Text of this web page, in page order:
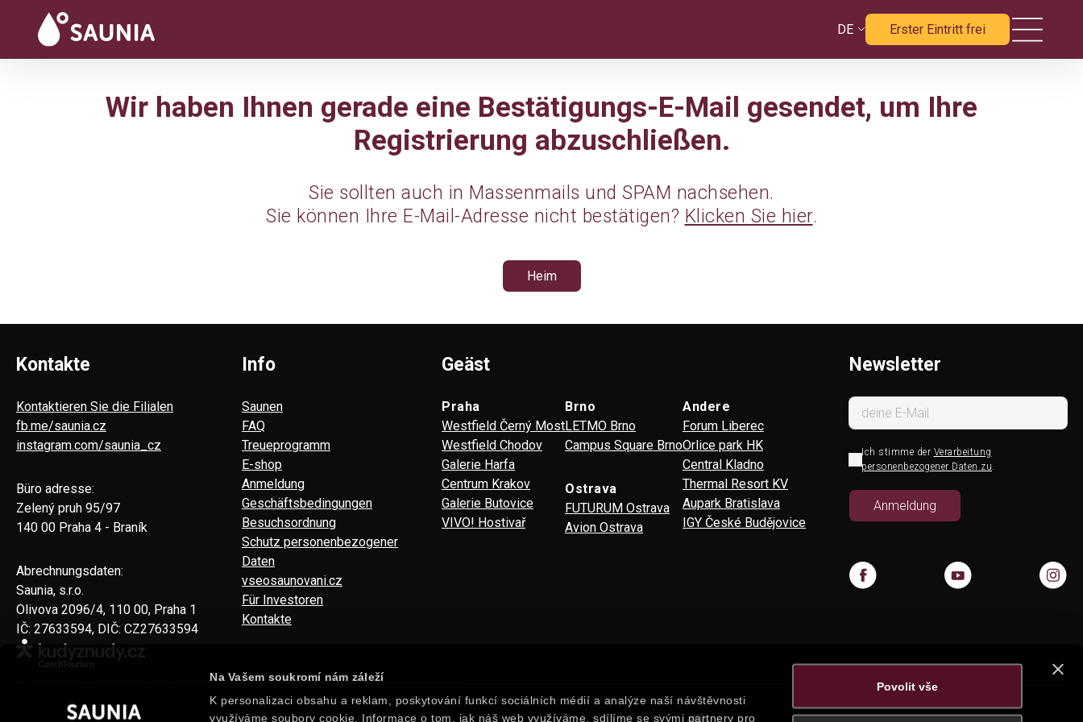
Na Vašem soukromí nám záleží
K personalizaci obsahu a reklam, poskytování funkcí sociálních médií a analýze naší návštěvnosti
využíváme soubory cookie. Informace o tom, jak náš web využíváme, sdílíme se svými partnery pro
Povolit vše
DE Erster Eintritt frei
Wir haben Ihnen gerade eine Bestätigungs-E-Mail gesendet, um Ihre
Registrierung abzuschließen.
Sie sollten auch in Massenmails und SPAM nachsehen.
Sie können Ihre E-Mail-Adresse nicht bestätigen? Klicken Sie hier.
Heim
Kontakte
Kontaktieren Sie die Filialen
fb.me/saunia.cz
instagram.com/saunia_cz
Büro adresse:
Zelený pruh 95/97
140 00 Praha 4 - Braník
Abrechnungsdaten:
Saunia, s.r.o.
Olivova 2096/4, 110 00, Praha 1
IČ: 27633594, DIČ: CZ27633594
Info
Saunen
FAQ
Treueprogramm
E-shop
Anmeldung
Geschäftsbedingungen
Besuchsordnung
Schutz personenbezogener
Daten
vseosaunovani.cz
Für Investoren
Kontakte
Geäst
Praha
Westfield Černý Most
Westfield Chodov
Galerie Harfa
Centrum Krakov
Galerie Butovice
VIVO! Hostivař
Brno
LETMO Brno
Campus Square Brno
Ostrava
FUTURUM Ostrava
Avion Ostrava
Andere
Forum Liberec
Orlice park HK
Central Kladno
Thermal Resort KV
Aupark Bratislava
IGY České Budějovice
Newsletter
Ich stimme der Verarbeitung
personenbezogener Daten zu.